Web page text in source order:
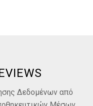
Δεδομένων από